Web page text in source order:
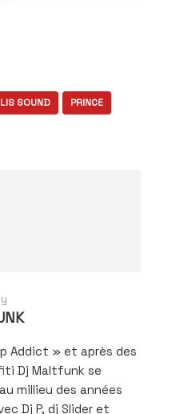
SOUND PRINCE
Addict » et après des
Dj Maltfunk se
millieu des années
Dj P, dj Slider et